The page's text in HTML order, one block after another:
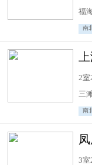
福
南
2室
三
南
3室